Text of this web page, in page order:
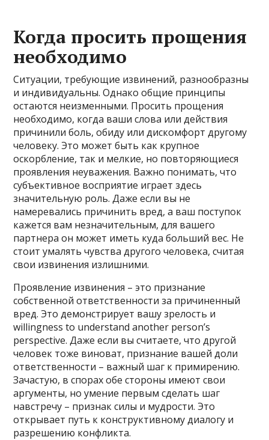
Когда просить прощения
необходимо
Ситуации, требующие извинений, разнообразны
и индивидуальны. Однако общие принципы
остаются неизменными. Просить прощения
необходимо, когда ваши слова или действия
причинили боль, обиду или дискомфорт другому
человеку. Это может быть как крупное
оскорбление, так и мелкие, но повторяющиеся
проявления неуважения. Важно понимать, что
субъективное восприятие играет здесь
значительную роль. Даже если вы не
намеревались причинить вред, а ваш поступок
кажется вам незначительным, для вашего
партнера он может иметь куда больший вес. Не
стоит умалять чувства другого человека, считая
свои извинения излишними.
Проявление извинения – это признание
собственной ответственности за причиненный
вред. Это демонстрирует вашу зрелость и
willingness to understand another person’s
perspective. Даже если вы считаете, что другой
человек тоже виноват, признание вашей доли
ответственности – важный шаг к примирению.
Зачастую, в спорах обе стороны имеют свои
аргументы, но умение первым сделать шаг
навстречу – признак силы и мудрости. Это
открывает путь к конструктивному диалогу и
разрешению конфликта.